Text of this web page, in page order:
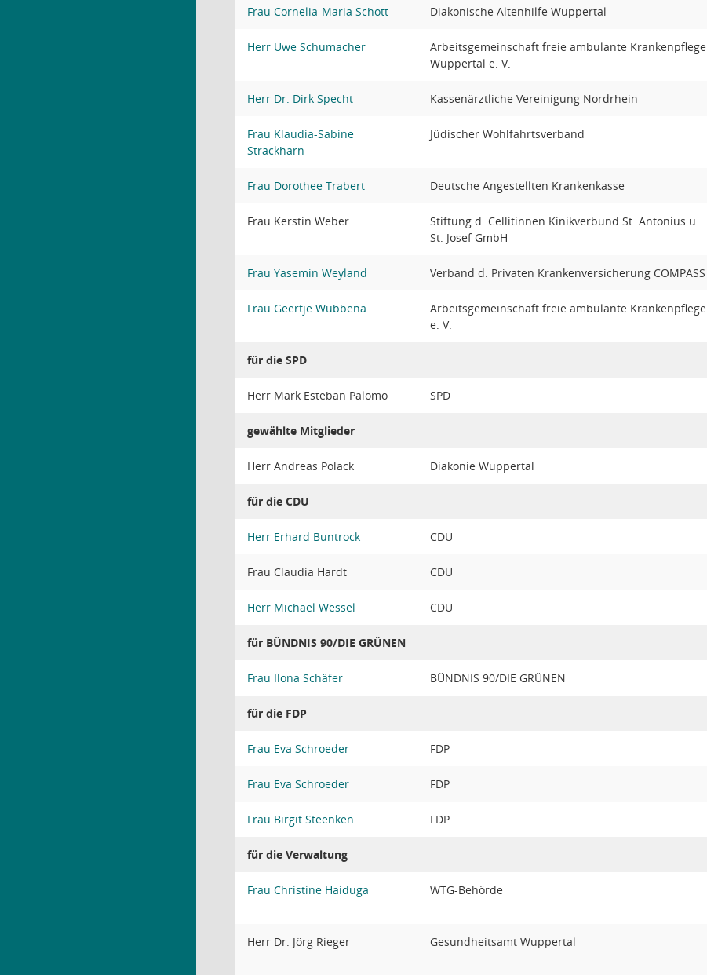
Frau Cornelia-Maria Schott Diakonische Altenhilfe Wuppertal
Herr Uwe Schumacher
Arbeitsgemeinschaft freie ambulante Krankenpflege
Wuppertal e. V.
Herr Dr. Dirk Specht Kassenärztliche Vereinigung Nordrhein
Frau Klaudia-Sabine
Strackharn
Jüdischer Wohlfahrtsverband
Frau Dorothee Trabert Deutsche Angestellten Krankenkasse
Frau Kerstin Weber
Stiftung d. Cellitinnen Kinikverbund St. Antonius u.
St. Josef GmbH
Frau Yasemin Weyland Verband d. Privaten Krankenversicherung COMPASS
Frau Geertje Wübbena
Arbeitsgemeinschaft freie ambulante Krankenpflege
e. V.
für die SPD
Herr Mark Esteban Palomo SPD
gewählte Mitglieder
Herr Andreas Polack Diakonie Wuppertal
für die CDU
Herr Erhard Buntrock CDU
Frau Claudia Hardt CDU
Herr Michael Wessel CDU
für BÜNDNIS 90/DIE GRÜNEN
Frau Ilona Schäfer BÜNDNIS 90/DIE GRÜNEN
für die FDP
Frau Eva Schroeder FDP
Frau Eva Schroeder FDP
Frau Birgit Steenken FDP
für die Verwaltung
Frau Christine Haiduga WTG-Behörde
Herr Dr. Jörg Rieger Gesundheitsamt Wuppertal